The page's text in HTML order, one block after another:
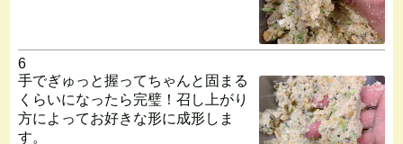
6
手でぎゅっと握ってちゃんと固まる
くらいになったら完璧！召し上がり
方によってお好きな形に成形しま
す。